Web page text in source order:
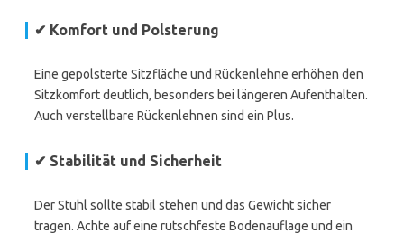
✔ Komfort und Polsterung
Eine gepolsterte Sitzfläche und Rückenlehne erhöhen den
Sitzkomfort deutlich, besonders bei längeren Aufenthalten.
Auch verstellbare Rückenlehnen sind ein Plus.
✔ Stabilität und Sicherheit
Der Stuhl sollte stabil stehen und das Gewicht sicher
tragen. Achte auf eine rutschfeste Bodenauflage und ein